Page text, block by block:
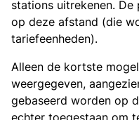
stations uitrekenen. De
op deze afstand (die
tariefeenheden).
Alleen de kortste
weergegeven,
gebaseerd worden op
echter toegestaan om